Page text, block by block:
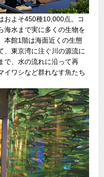
およそ450種10,000点。コ
海水まで実に多くの生物を
本館1階は海面近くの生態
、東京湾に注ぐ川の源流に
で、水の流れに沿って再
イワシなど群れなす魚たち